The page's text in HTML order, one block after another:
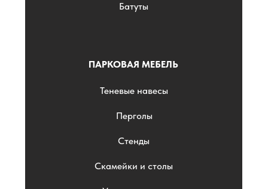
Батуты
ПАРКОВАЯ МЕБЕЛЬ
Теневые навесы
Перголы
Стенды
Скамейки и столы